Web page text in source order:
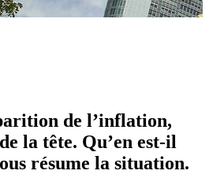
de l’inflation,
la tête. Qu’en est-il
résume la situation.